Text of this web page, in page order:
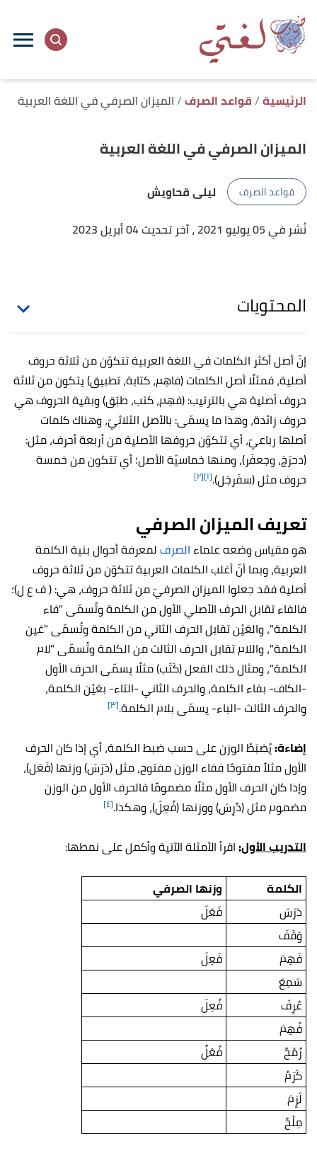
الرئيسية قواعد الصرف الميزان الصرفي في اللغة العربية
الميزان الصرفي في اللغة العربية
قواعد الصرف
ليلى قحاويش
نُشر في 05 يوليو 2021
، آخر تحديث 04 أبريل 2023
المحتويات
إنّ أصل أكثر الكلمات في اللغة العربية تتكوّن من ثلاثة حروف
أصلية، فمثلًا أصل الكلمات (فاهِم، كتابة، تطبيق) يتكون من ثلاثة
حروف أصلية هي بالترتيب: (فهِم، كتب، طبَق) وبقية الحروف هي
حروف زائدة، وهذا ما يسمّى: بالأصل الثلاثيّ، وهناك كلمات
أصلها رباعيّ، أي تتكوّن حروفها الأصلية من أربعة أحرف، مثل:
(دحرَجَ، وجعفَر)، ومنها خماسيّة الأصل؛ أي تتكون من خمسة
حروف مثل (سفَرجَل).[١] [٢]
تعريف الميزان الصرفي
هو مقياس وضعه علماءالصرفلمعرفة أحوال بنية الكلمة
العربية، وبما أنّ أغلب الكلمات العربية تتكوّن من ثلاثة حروف
أصلية فقد جعلوا الميزان الصرفيّ من ثلاثة حروف، هي: ( ف ع ل)؛
فالفاء تقابل الحرف الأصلي الأول من الكلمة وتُسمّى "فاء
الكلمة"، والعَيْن تقابل الحرف الثاني من الكلمة وتُسمّى "عَين
الكلمة"، واللام تقابل الحرف الثالث من الكلمة وتُسمّى "لام
الكلمة"، ومثال ذلك الفعل (كَتَب) مثلًا يسمّى الحرف الأول
-الكاف- بفاء الكلمة، والحرف الثاني -التاء- بعَيْن الكلمة،
والحرف الثالث -الباء- يسمّى بلام الكلمة.[٣]
إضاءة:يُضبَطُ الوزن على حسب ضبط الكلمة، أي إذا كان الحرف
الأول مثلاً مفتوحًا ففاء الوزن مفتوح، مثل (دَرَسَ) وزنها (فَعَل)،
وإذا كان الحرف الأول مثلًا مضمومًا فالحرف الأول من الوزن
مضموم مثل (دُرِسَ) ووزنها (فُعِلَ)، وهكذا.[٤]
التدريب الأول:اقرأ الأمثلة الآتية وأكمل على نمطها:
الكلمة
وزنها الصرفي
دَرَسَ
فَعَلَ
وَقَفَ
فَهِمَ
فَعِلَ
سَمِعَ
عُرِفَ
فُعِلَ
فُهِمَ
رُمْحٌ
فُعْلٌ
كَرَمٌ
لَزِمَ
مِلْحٌ